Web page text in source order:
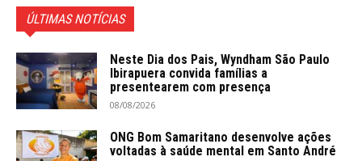
ÚLTIMAS NOTÍCIAS
Neste Dia dos Pais, Wyndham São Paulo
Ibirapuera convida famílias a
presentearem com presença
08/08/2026
ONG Bom Samaritano desenvolve ações
voltadas à saúde mental em Santo André